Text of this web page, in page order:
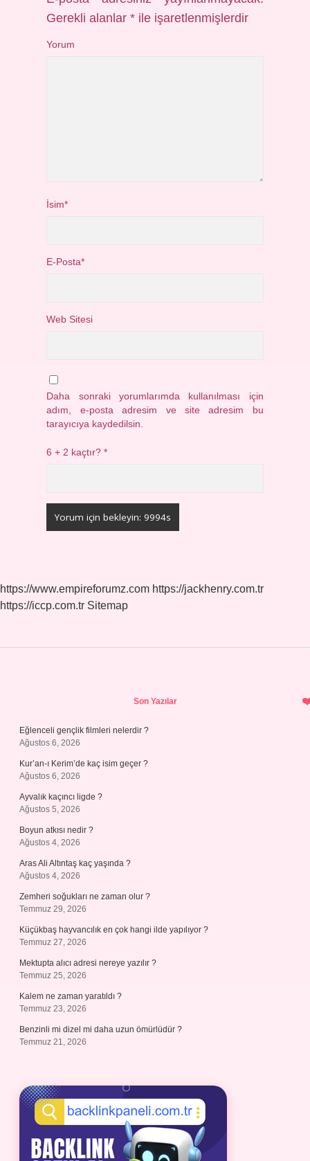
Gerekli alanlar* ile işaretlenmişlerdir
Yorum
İsim*
E-Posta*
Web Sitesi
Daha sonraki yorumlarımda kullanılması için
adım, e-posta adresim ve site adresim bu
tarayıcıya kaydedilsin.
6 + 2 kaçtır?*
https://www.empireforumz.com https://jackhenry.com.tr
https://iccp.com.tr Sitemap
Son Yazılar
Eğlenceli gençlik filmleri nelerdir ?
Ağustos 6, 2026
Kur’an-ı Kerim’de kaç isim geçer ?
Ağustos 6, 2026
Ayvalık kaçıncı ligde ?
Ağustos 5, 2026
Boyun atkısı nedir ?
Ağustos 4, 2026
Aras Ali Altıntaş kaç yaşında ?
Ağustos 4, 2026
Zemheri soğukları ne zaman olur ?
Temmuz 29, 2026
Küçükbaş hayvancılık en çok hangi ilde yapılıyor ?
Temmuz 27, 2026
Mektupta alıcı adresi nereye yazılır ?
Temmuz 25, 2026
Kalem ne zaman yaratıldı ?
Temmuz 23, 2026
Benzinli mi dizel mi daha uzun ömürlüdür ?
Temmuz 21, 2026